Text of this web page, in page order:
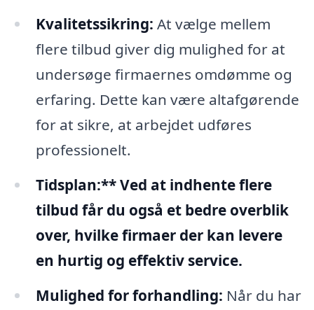
Kvalitetssikring: At vælge mellem
flere tilbud giver dig mulighed for at
undersøge firmaernes omdømme og
erfaring. Dette kan være altafgørende
for at sikre, at arbejdet udføres
professionelt.
Tidsplan:** Ved at indhente flere
tilbud får du også et bedre overblik
over, hvilke firmaer der kan levere
en hurtig og effektiv service.
Mulighed for forhandling: Når du har